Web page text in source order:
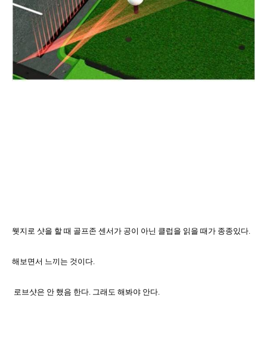
웻지로 샷을 할 때 골프존 센서가 공이 아닌 클럽을 읽을 때가 종종있다.
해보면서 느끼는 것이다.
로브샷은 안 했음 한다. 그래도 해봐야 안다.